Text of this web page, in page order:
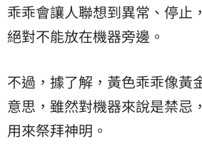
乖乖會讓人聯想到異常、停止
絕對不能放在機器旁邊。
不過，據了解，黃色乖乖像黃
意思，雖然對機器來說是禁忌
用來祭拜神明。